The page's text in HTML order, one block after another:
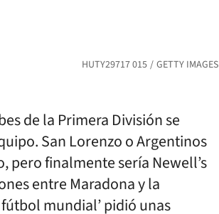
HUTY29717 015 GETTY IMAGES
de la Primera División se
San Lorenzo o Argentinos
pero finalmente sería Newell’s
entre Maradona y la
mundial’ pidió unas